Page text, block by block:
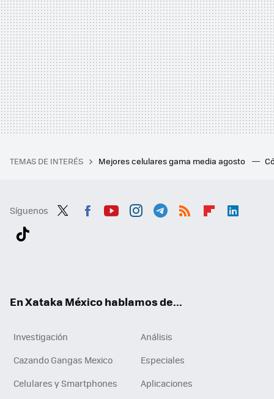
TEMAS DE INTERÉS Mejores celulares gama media agosto
Síguenos
En Xataka México hablamos de...
Investigación
Análisis
Cazando Gangas Mexico
Especiales
Celulares y Smartphones
Aplicaciones